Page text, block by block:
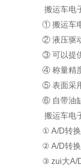
搬运车电
① 搬运车
② 液压驱
③ 可以提
④ 称量精
⑤ 表面采
⑥ 自带油
搬运车电
① A/D转
② A/D转
③ zui大A/